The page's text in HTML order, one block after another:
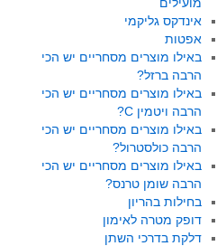
אינדקס גליקמי
אפטות
באילו מוצרים מסחריים יש הכי
הרבה ברזל?
באילו מוצרים מסחריים יש הכי
הרבה ויטמין C?
באילו מוצרים מסחריים יש הכי
הרבה כולסטרול?
באילו מוצרים מסחריים יש הכי
הרבה שומן טרנס?
בחילות בהריון
דופק מטרה לאימון
דלקת בדרכי השתן